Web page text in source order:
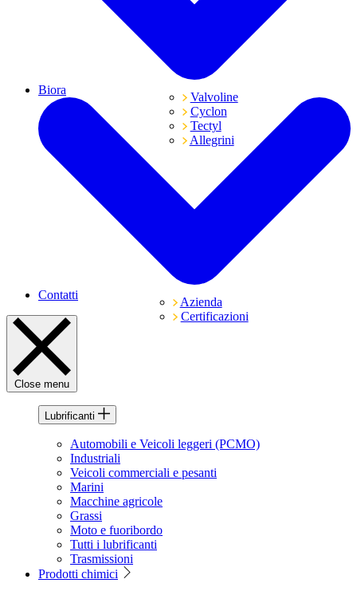
Valvoline
Cyclon
Tectyl
Allegrini
Biora
Azienda
Certificazioni
Contatti
Close menu
Lubrificanti
Automobili e Veicoli leggeri (PCMO)
Industriali
Veicoli commerciali e pesanti
Marini
Macchine agricole
Grassi
Moto e fuoribordo
Tutti i lubrificanti
Trasmissioni
Prodotti chimici